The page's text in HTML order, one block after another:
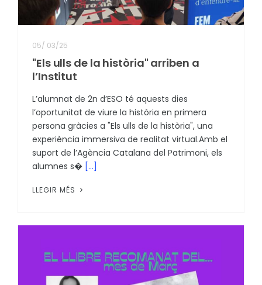
05/ 03/25
"Els ulls de la història" arriben a
l’Institut
L’alumnat de 2n d’ESO té aquests dies
l’oportunitat de viure la història en primera
persona gràcies a "Els ulls de la història", una
experiència immersiva de realitat virtual.Amb el
suport de l’Agència Catalana del Patrimoni, els
alumnes s� [...]
LLEGIR MÉS